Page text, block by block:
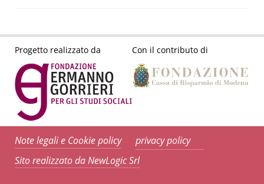
Progetto realizzato da Con il contributo di
Note legali e Cookie policy
privacy policy
Sito realizzato da NewLogic Srl